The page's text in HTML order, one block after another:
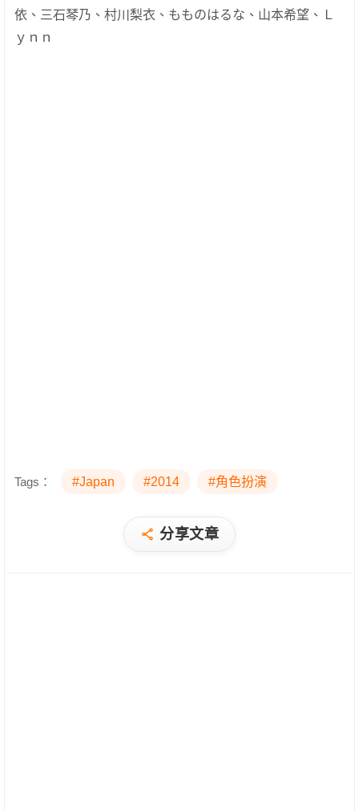
依、三石琴乃、村川梨衣、もものはるな、山本希望、Ｌ
ｙｎｎ
Tags： #Japan #2014 #角色扮演
分享文章